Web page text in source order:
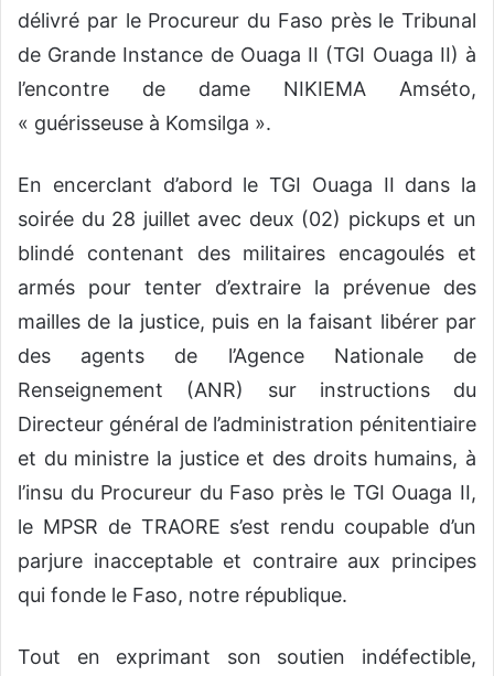
délivré par le Procureur du Faso près le Tribunal
de Grande Instance de Ouaga II (TGI Ouaga II) à
l’encontre de dame NIKIEMA Amséto,
« guérisseuse à Komsilga ».
En encerclant d’abord le TGI Ouaga II dans la
soirée du 28 juillet avec deux (02) pickups et un
blindé contenant des militaires encagoulés et
armés pour tenter d’extraire la prévenue des
mailles de la justice, puis en la faisant libérerpar
des agents de l’Agence Nationale de
Renseignement (ANR) sur instructions du
Directeur général de l’administration pénitentiaire
et du ministre la justice et des droits humains, à
l’insu du Procureur du Faso près le TGI Ouaga II,
le MPSR de TRAORE s’est rendu coupable d’un
parjure inacceptable et contraire aux principes
qui fonde le Faso, notre république.
Tout en exprimant son soutien indéfectible,